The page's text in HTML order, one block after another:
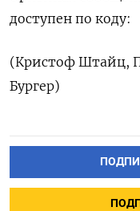
доступен по коду:
(Кристоф Штайц,
Бургер)